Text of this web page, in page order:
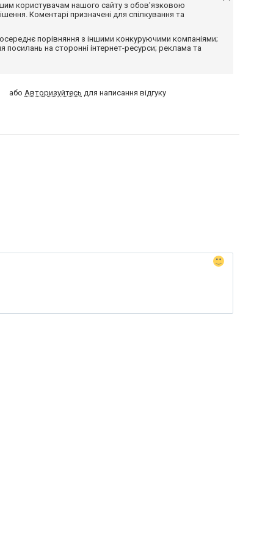
користувачам нашого сайту з обов'язковою
Коментарі призначені для спілкування та
порівняння з іншими конкуруючими компаніями;
посилань на сторонні інтернет-ресурси; реклама та
абоАвторизуйтесь для написання відгуку